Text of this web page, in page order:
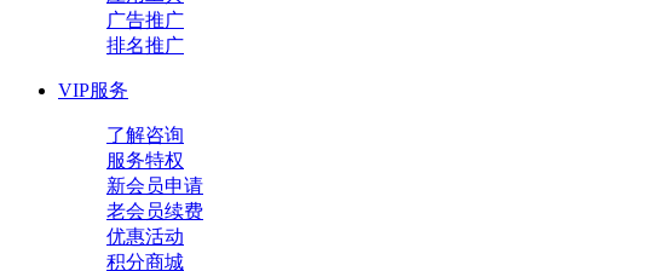
广告推广
排名推广
VIP服务
了解咨询
服务特权
新会员申请
老会员续费
优惠活动
积分商城